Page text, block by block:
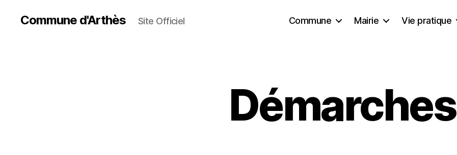
Commune d'Arthès Site Officiel Commune Mairie Vie pratique
Démarches